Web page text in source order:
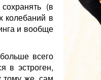
(в
колебаний в
и вообще
всего
в эстроген,